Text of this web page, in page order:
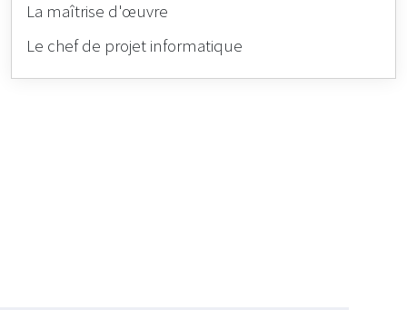
La maîtrise d'œuvre
Le chef de projet informatique